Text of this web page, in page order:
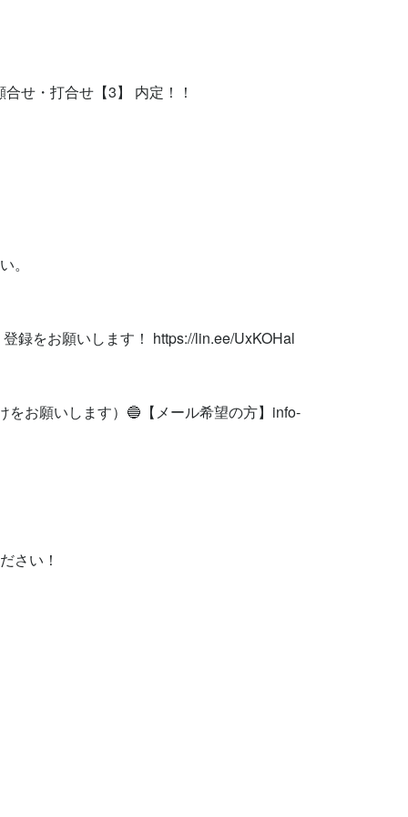
せ・打合せ【3】 内定！！
。
録をお願いします！ https://lin.ee/UxKOHal
お願いします）🔵【メール希望の方】 info-
さい！